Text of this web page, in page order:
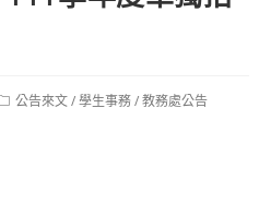
公告來文/學生事務/教務處公告